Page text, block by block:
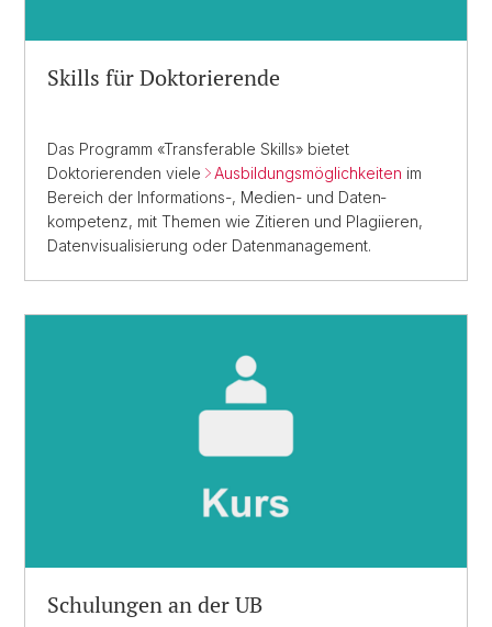
Skills für Doktorierende
Das Programm «Transferable Skills» bietet
Doktorierenden viele
Ausbildungs­möglichkeiten im
Bereich der Informations-, Medien- und Daten­
kompetenz, mit Themen wie Zitieren und Plagiieren,
Daten­visualisierung oder Daten­management.
Schulungen an der UB